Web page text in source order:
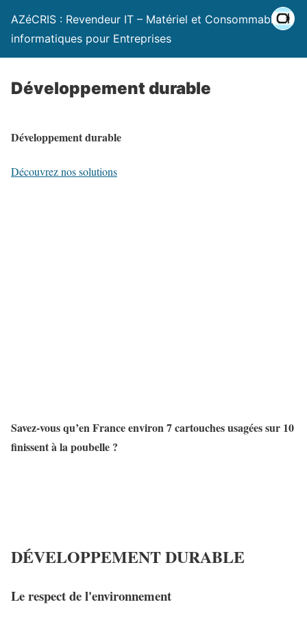
AZéCRIS : Revendeur IT – Matériel et Consommables
informatiques pour Entreprises
Développement durable
Développement durable
Découvrez nos solutions
Savez-vous qu’en France environ 7 cartouches usagées sur 10
finissent à la poubelle ?
DÉVELOPPEMENT DURABLE
Le respect de l'environnement